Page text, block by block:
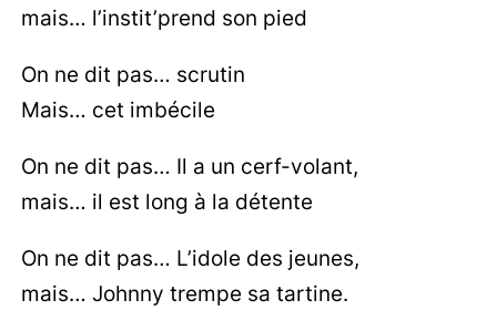
mais… l’instit’prend son pied
On ne dit pas… scrutin
Mais… cet imbécile
On ne dit pas… Il a un cerf-volant,
mais… il est long à la détente
On ne dit pas… L’idole des jeunes,
mais… Johnny trempe sa tartine.